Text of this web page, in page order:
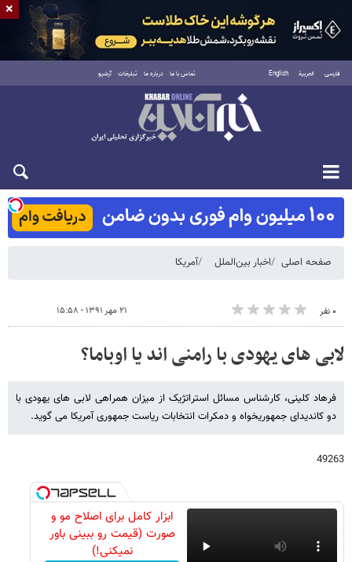
فارسی العربية English تماس با ما درباره ما تبلیغات آرشیو
شنبه ۱۷ مرداد ۱۴۰۵
صفحه اصلی اخبار بین‌الملل آمریکا
۰ نفر ۲۱ مهر ۱۳۹۱ - ۱۵:۵۸
لابی های یهودی با رامنی اند یا اوباما؟
فرهاد کلینی، کارشناس مسائل استراتژیک از میزان همراهی لابی های یهودی با
دو کاندیدای جمهوریخواه و دمکرات انتخابات ریاست جمهوری آمریکا می گوید.
49263
ابزار کامل برای اصلاح مو و
صورت (قیمت رو ببینی باور
نمیکنی!)
×